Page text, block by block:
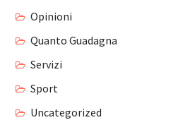
Opinioni
Quanto Guadagna
Servizi
Sport
Uncategorized